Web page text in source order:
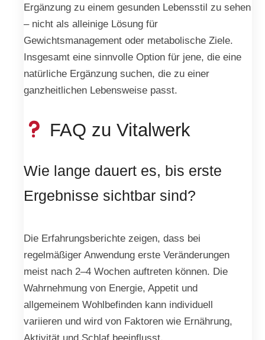
Ergänzung zu einem gesunden Lebensstil zu sehen
– nicht als alleinige Lösung für
Gewichtsmanagement oder metabolische Ziele.
Insgesamt eine sinnvolle Option für jene, die eine
natürliche Ergänzung suchen, die zu einer
ganzheitlichen Lebensweise passt.
FAQ zu Vitalwerk
Wie lange dauert es, bis erste
Ergebnisse sichtbar sind?
Die Erfahrungsberichte zeigen, dass bei
regelmäßiger Anwendung erste Veränderungen
meist nach 2–4 Wochen auftreten können. Die
Wahrnehmung von Energie, Appetit und
allgemeinem Wohlbefinden kann individuell
variieren und wird von Faktoren wie Ernährung,